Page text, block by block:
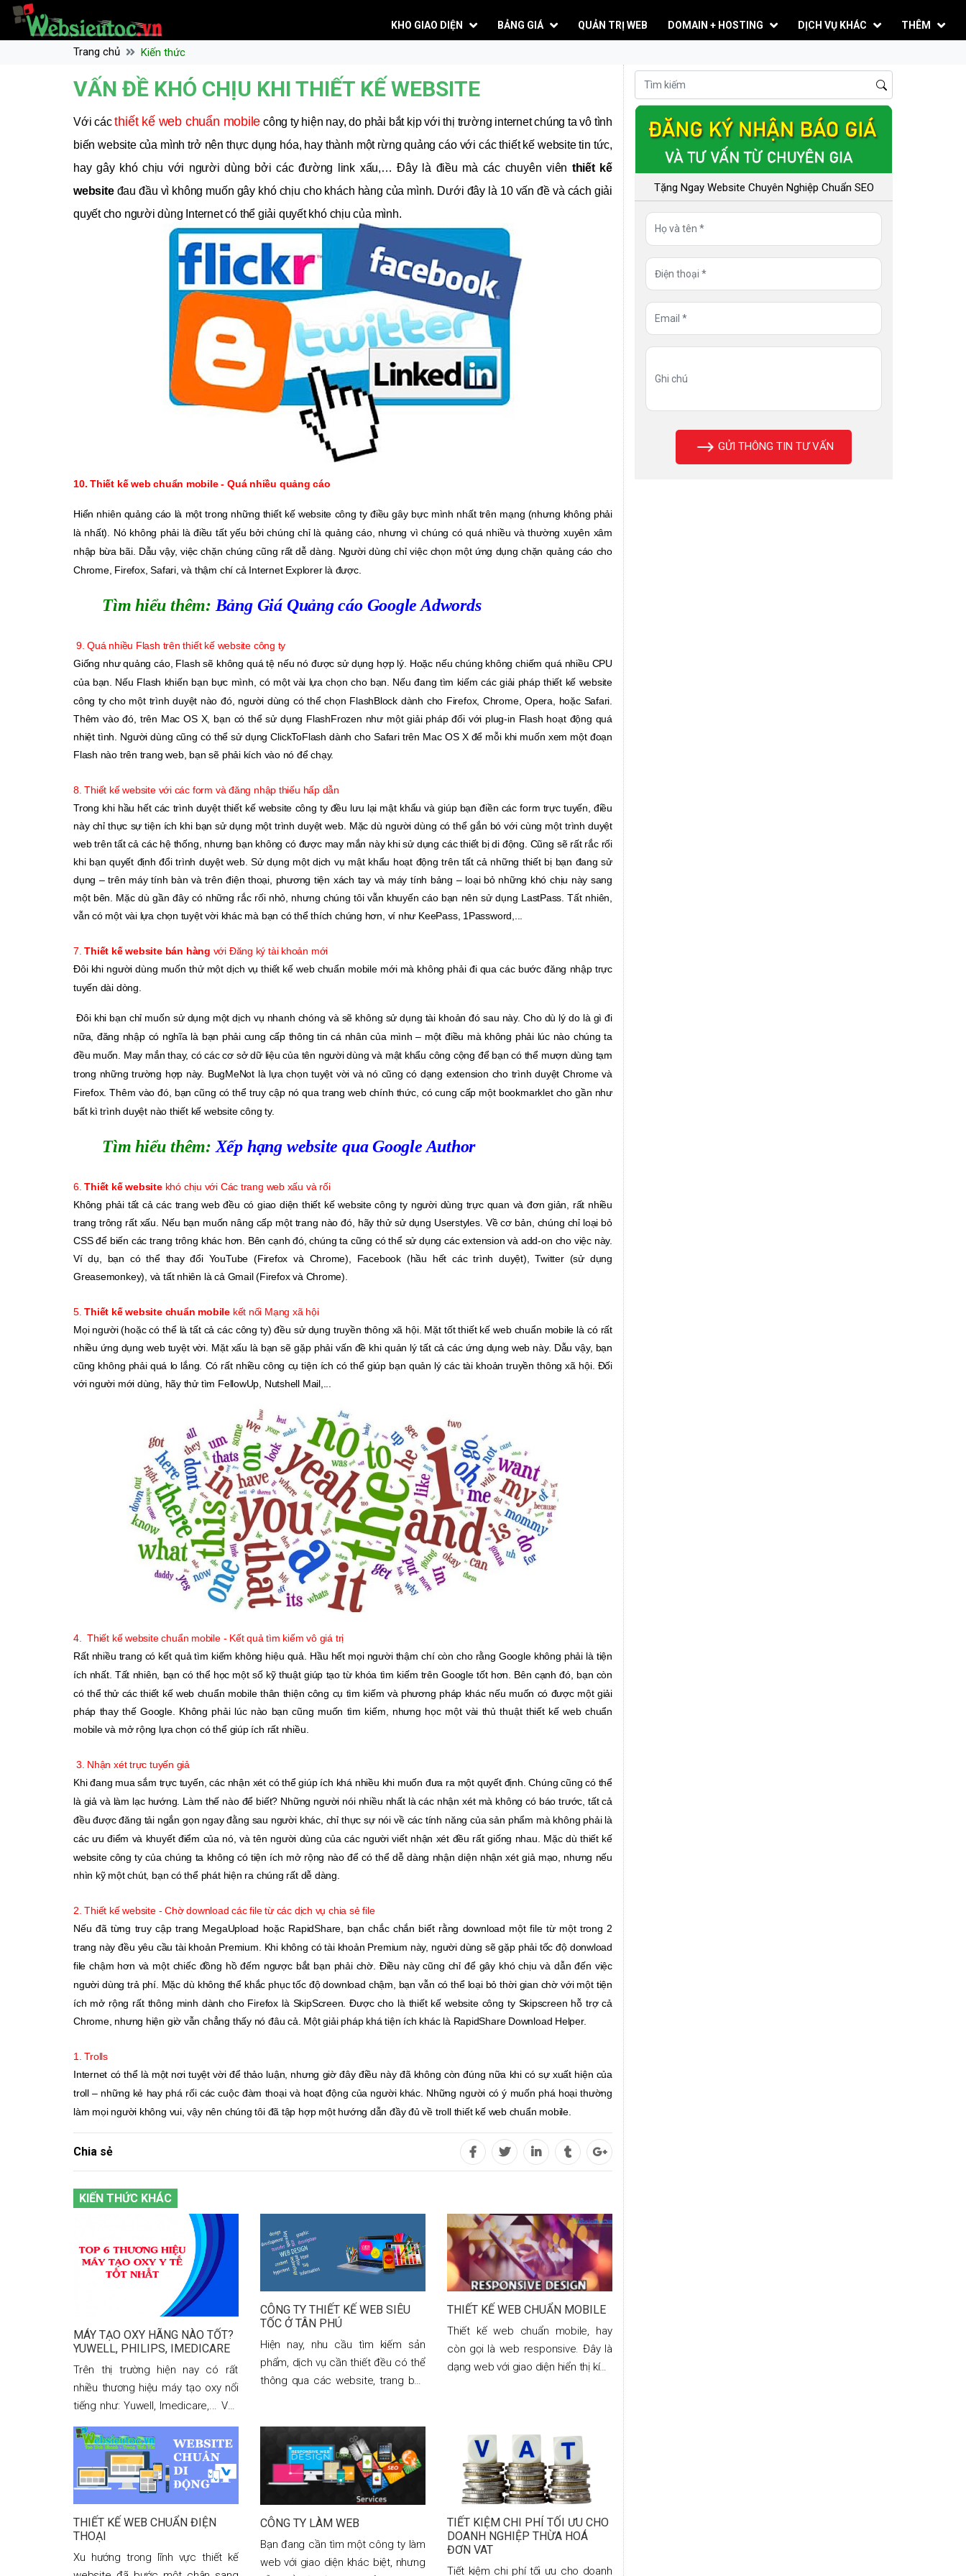
KHO GIAO DIỆN BẢNG GIÁ QUẢN TRỊ WEB DOMAIN + HOSTING DỊCH VỤ KHÁC THÊM
Trang chủ Kiến thức
VẤN ĐỀ KHÓ CHỊU KHI THIẾT KẾ WEBSITE
Với cácthiết kế web chuẩn mobile công ty hiện nay, do phải bắt kịp với thị trường internet chúng ta vô tình
biến website của mình trở nên thực dụng hóa, hay thành một rừng quảng cáo với các thiết kế website tin tức,
hay gây khó chịu với người dùng bởi các đường link xấu,… Đây là điều mà các chuyên viên thiết kế
website đau đầu vì không muốn gây khó chịu cho khách hàng của mình. Dưới đây là 10 vấn đề và cách giải
quyết cho người dùng Internet có thể giải quyết khó chịu của mình.
10. Thiết kế web chuẩn mobile - Quá nhiều quảng cáo
Hiển nhiên quảng cáo là một trong những thiết kế website công ty điều gây bực mình nhất trên mạng (nhưng không phải
là nhất). Nó không phải là điều tất yếu bởi chúng chỉ là quảng cáo, nhưng vì chúng có quá nhiều và thường xuyên xâm
nhập bừa bãi. Dẫu vậy, việc chặn chúng cũng rất dễ dàng. Người dùng chỉ việc chọn một ứng dụng chặn quảng cáo cho
Chrome, Firefox, Safari, và thậm chí cả Internet Explorer là được.
Tìm hiểu thêm: Bảng Giá Quảng cáo Google Adwords
9. Quá nhiều Flash trên thiết kế website công ty
Giống như quảng cáo, Flash sẽ không quá tệ nếu nó được sử dụng hợp lý. Hoặc nếu chúng không chiếm quá nhiều CPU
của bạn. Nếu Flash khiến bạn bực mình, có một vài lựa chọn cho bạn. Nếu đang tìm kiếm các giải pháp thiết kế website
công tycho một trình duyệt nào đó, người dùng có thể chọn FlashBlock dành cho Firefox, Chrome, Opera, hoặc Safari.
Thêm vào đó, trên Mac OS X, bạn có thể sử dụng FlashFrozen như một giải pháp đối với plug-in Flash hoạt động quá
nhiệt tình. Người dùng cũng có thể sử dụng ClickToFlash dành cho Safari trên Mac OS X để mỗi khi muốn xem một đoạn
Flash nào trên trang web, bạn sẽ phải kích vào nó để chạy.
8. Thiết kế website với các form và đăng nhập thiếu hấp dẫn
Trong khi hầu hết các trình duyệt thiết kế website công ty đều lưu lại mật khẩu và giúp bạn điền các form trực tuyến, điều
này chỉ thực sự tiện ích khi bạn sử dụng một trình duyệt web. Mặc dù người dùng có thể gắn bó với cùng một trình duyệt
web trên tất cả các hệ thống, nhưng bạn không có được may mắn này khi sử dụng các thiết bị di động. Cũng sẽ rất rắc rối
khi bạn quyết định đổi trình duyệt web. Sử dụng một dịch vụ mật khẩu hoạt động trên tất cả những thiết bị bạn đang sử
dụng – trên máy tính bàn và trên điện thoại, phương tiện xách tay và máy tính bảng – loại bỏ những khó chịu này sang
một bên. Mặc dù gần đây có những rắc rối nhỏ, nhưng chúng tôi vẫn khuyến cáo bạn nên sử dụng LastPass. Tất nhiên,
vẫn có một vài lựa chọn tuyệt vời khác mà bạn có thể thích chúng hơn, ví như KeePass, 1Password,...
7.Thiết kế website bán hàng với Đăng ký tài khoản mới
Đôi khi người dùng muốn thử một dịch vụ thiết kế web chuẩn mobile mới mà không phải đi qua các bước đăng nhập trực
tuyến dài dòng.
Đôi khi bạn chỉ muốn sử dụng một dịch vụ nhanh chóng và sẽ không sử dụng tài khoản đó sau này. Cho dù lý do là gì đi
nữa, đăng nhập có nghĩa là bạn phải cung cấp thông tin cá nhân của mình – một điều mà không phải lúc nào chúng ta
đều muốn. May mắn thay, có các cơ sở dữ liệu của tên người dùng và mật khẩu công cộng để bạn có thể mượn dùng tạm
trong những trường hợp này. BugMeNot là lựa chọn tuyệt vời và nó cũng có dạng extension cho trình duyệt Chrome và
Firefox. Thêm vào đó, bạn cũng có thể truy cập nó qua trang web chính thức, có cung cấp một bookmarklet cho gần như
bất kì trình duyệt nào thiết kế website công ty.
Tìm hiểu thêm: Xếp hạng website qua Google Author
6.Thiết kế website khó chịu với Các trang web xấu và rối
Không phải tất cả các trang web đều có giao diện thiết kế website công ty người dùng trực quan và đơn giản, rất nhiều
trang trông rất xấu. Nếu bạn muốn nâng cấp một trang nào đó, hãy thử sử dụng Userstyles. Về cơ bản, chúng chỉ loại bỏ
CSS để biến các trang trông khác hơn. Bên cạnh đó, chúng ta cũng có thể sử dụng các extension và add-on cho việc này.
Ví dụ, bạn có thể thay đổi YouTube (Firefox và Chrome), Facebook (hầu hết các trình duyệt), Twitter (sử dụng
Greasemonkey), và tất nhiên là cả Gmail (Firefox và Chrome).
5. Thiết kế website chuẩn mobile kết nối Mạng xã hội
Mọi người (hoặc có thể là tất cả các công ty) đều sử dụng truyền thông xã hội. Mặt tốt thiết kế web chuẩn mobile là có rất
nhiều ứng dụng web tuyệt vời. Mặt xấu là bạn sẽ gặp phải vấn đề khi quản lý tất cả các ứng dụng web này. Dẫu vậy, bạn
cũng không phải quá lo lắng. Có rất nhiều công cụ tiện ích có thể giúp bạn quản lý các tài khoản truyền thông xã hội. Đối
với người mới dùng, hãy thử tìm FellowUp, Nutshell Mail,...
4. Thiết kế website chuẩn mobile - Kết quả tìm kiếm vô giá trị
Rất nhiều trang có kết quả tìm kiếm không hiệu quả. Hầu hết mọi người thậm chí còn cho rằng Google không phải là tiện
ích nhất. Tất nhiên, bạn có thể học một số kỹ thuật giúp tạo từ khóa tìm kiếm trên Google tốt hơn. Bên cạnh đó, bạn còn
có thể thử các thiết kế web chuẩn mobile thân thiện công cụ tìm kiếm và phương pháp khác nếu muốn có được một giải
pháp thay thế Google. Không phải lúc nào bạn cũng muốn tìm kiếm, nhưng học một vài thủ thuật thiết kế web chuẩn
mobile và mở rộng lựa chọn có thể giúp ích rất nhiều.
3. Nhận xét trực tuyến giả
Khi đang mua sắm trực tuyến, các nhận xét có thể giúp ích khá nhiều khi muốn đưa ra một quyết định. Chúng cũng có thể
là giả và làm lạc hướng. Làm thế nào để biết? Những người nói nhiều nhất là các nhận xét mà không có báo trước, tất cả
đều được đăng tải ngắn gọn ngay đằng sau người khác, chỉ thực sự nói về các tính năng của sản phẩm mà không phải là
các ưu điểm và khuyết điểm của nó, và tên người dùng của các người viết nhận xét đều rất giống nhau. Mặc dù thiết kế
website công ty của chúng ta không có tiện ích mở rộng nào để có thể dễ dàng nhận diện nhận xét giả mạo, nhưng nếu
nhìn kỹ một chút, bạn có thể phát hiện ra chúng rất dễ dàng.
2.Thiết kế website -Chờ download các file từ các dịch vụ chia sẻ file
Nếu đã từng truy cập trang MegaUpload hoặc RapidShare, bạn chắc chắn biết rằng download một file từ một trong 2
trang này đều yêu cầu tài khoản Premium. Khi không có tài khoản Premium này, người dùng sẽ gặp phải tốc độ donwload
file chậm hơn và một chiếc đồng hồ đếm ngược bắt bạn phải chờ. Điều này cũng chỉ để gây khó chịu và dẫn đến việc
người dùng trả phí. Mặc dù không thể khắc phục tốc độ download chậm, bạn vẫn có thể loại bỏ thời gian chờ với một tiện
ích mở rộng rất thông minh dành cho Firefox là SkipScreen. Được cho là thiết kế website công ty Skipscreen hỗ trợ cả
Chrome, nhưng hiện giờ vẫn chẳng thấy nó đâu cả. Một giải pháp khá tiện ích khác là RapidShare Download Helper.
1. Trolls
Internet có thể là một nơi tuyệt vời để thảo luận, nhưng giờ đây điều này đã không còn đúng nữa khi có sự xuất hiện của
troll – những kẻ hay phá rối các cuộc đàm thoại và hoạt động của người khác. Những người có ý muốn phá hoại thường
làm mọi người không vui, vậy nên chúng tôi đã tập hợp một hướng dẫn đầy đủ về troll thiết kế web chuẩn mobile.
Chia sẻ
KIẾN THỨC KHÁC
MÁY TẠO OXY HÃNG NÀO TỐT?
YUWELL, PHILIPS, IMEDICARE
Trên thị trường hiện nay có rất
nhiều thương hiệu máy tạo oxy nổi
tiếng như: Yuwell, Imedicare,... Vậy
nên chọn máy tạo oxy y tế hãng
nào tốt nhất? Trong bài viết này, tôi
sẽ giải đáp chi tiết mọi thắc mắc
của bạn. Tham khảo ngay!
CÔNG TY THIẾT KẾ WEB SIÊU
TỐC Ở TÂN PHÚ
Hiện nay, nhu cầu tìm kiếm sản
phẩm, dịch vụ cần thiết đều có thể
thông qua các website, trang bán
THIẾT KẾ WEB CHUẨN MOBILE
Thiết kế web chuẩn mobile, hay
còn gọi là web responsive. Đây là
dạng web với giao diện hiển thị kích
THIẾT KẾ WEB CHUẨN ĐIỆN
THOẠI
Xu hướng trong lĩnh vực thiết kế
CÔNG TY LÀM WEB
Bạn đang cần tìm một công ty làm
web với giao diện khác biệt, nhưng
TIẾT KIỆM CHI PHÍ TỐI ƯU CHO
DOANH NGHIỆP THỪA HOÁ
ĐƠN VAT
Tiết kiệm chi phí tối ưu cho doanh
Tặng Ngay Website Chuyên Nghiệp Chuẩn SEO
GỬI THÔNG TIN TƯ VẤN